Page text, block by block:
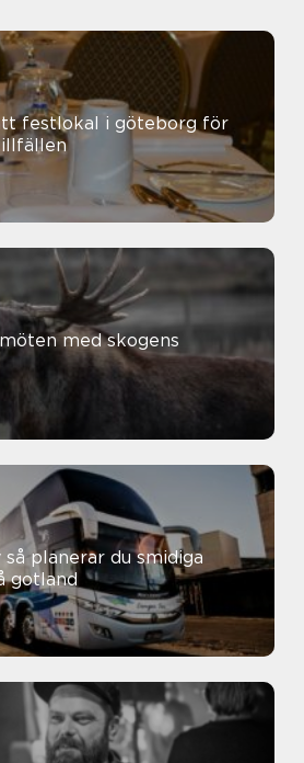
festlokal i göteborg för
gotland